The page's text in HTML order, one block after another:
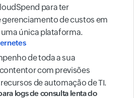
para ter
de custos em
única plataforma.
de toda a sua
com previsões
de automação de TI.
logs de consulta lenta do